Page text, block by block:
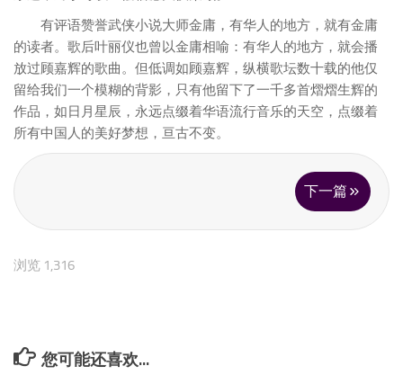
有评语赞誉武侠小说大师金庸，有华人的地方，就有金庸
的读者。歌后叶丽仪也曾以金庸相喻：有华人的地方，就会播
放过顾嘉辉的歌曲。但低调如顾嘉辉，纵横歌坛数十载的他仅
留给我们一个模糊的背影，只有他留下了一千多首熠熠生辉的
作品，如日月星辰，永远点缀着华语流行音乐的天空，点缀着
所有中国人的美好梦想，亘古不变。
下一篇
浏览 1,316
您可能还喜欢...